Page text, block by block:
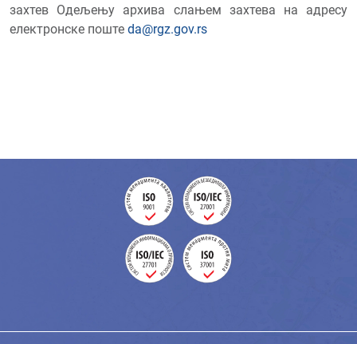
захтев Одељењу архива слањем захтева на адресу
електронске поште da@rgz.gov.rs